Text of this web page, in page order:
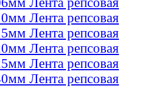
Лента репсовая
Лента репсовая
Лента репсовая
Лента репсовая
Лента репсовая